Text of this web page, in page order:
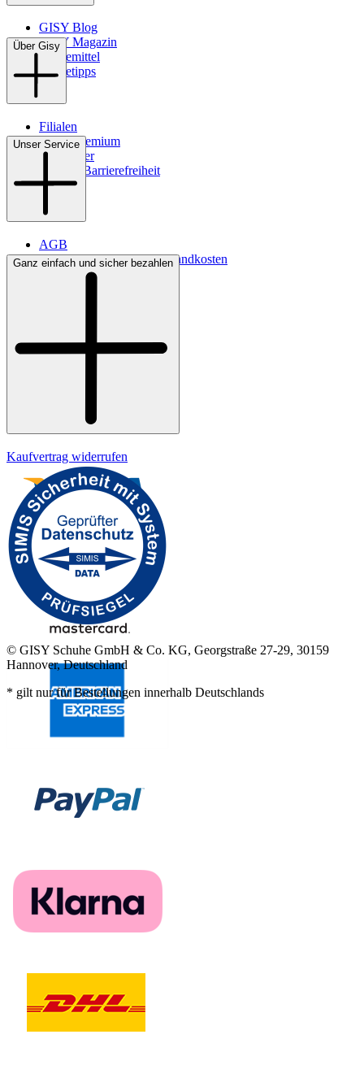
GISY Blog
GISY Magazin
Pflegemittel
Pflegetipps
Über Gisy
Filialen
WMS-Premium
Newsletter
Digitale Barrierefreiheit
Unser Service
AGB
Lieferbedingungen & Versandkosten
Bezahlung
Ganz einfach und sicher bezahlen
Kaufvertrag widerrufen
© GISY Schuhe GmbH & Co. KG, Georgstraße 27-29, 30159
Hannover, Deutschland
* gilt nur für Bestellungen innerhalb Deutschlands